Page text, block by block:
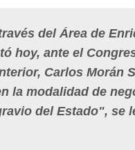
del Área de
hoy, ante el
Carlos Morán
la modalidad de
del Estado", se